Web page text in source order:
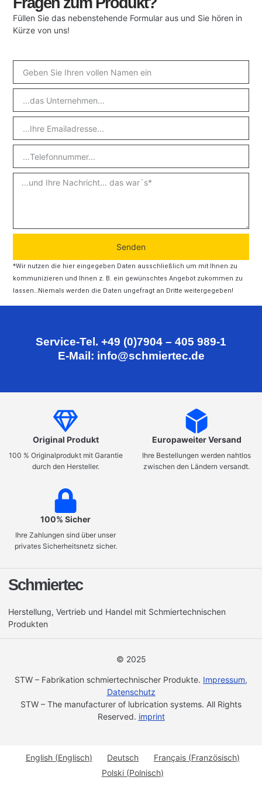
Füllen Sie das nebenstehende Formular aus und Sie hören in
Kürze von uns!
Senden
*Wir nutzen die hier eingegeben Daten ausschließlich um mit Ihnen zu
kommunizieren und Ihnen z. B. ein gewünschtes Angebot zukommen zu
lassen…Niemals werden die Daten ungefragt an Dritte weitergegeben!
Service-Tel. +49 (0)7904 – 405 989-1
E-Mail: info@schmiertec.de
Original Produkt
100 % Originalprodukt mit Garantie
durch den Hersteller.
Europaweiter Versand
Ihre Bestellungen werden nahtlos
zwischen den Ländern versandt.
100% Sicher
Ihre Zahlungen sind über unser
privates Sicherheitsnetz sicher.
Schmiertec
Herstellung, Vertrieb und Handel mit Schmiertechnischen
Produkten
© 2025
STW – Fabrikation schmiertechnischer Produkte. Impressum,
Datenschutz
STW – The manufacturer of lubrication systems. All Rights
Reserved. imprint
English(Englisch) Deutsch Français(Französisch)
Polski(Polnisch)